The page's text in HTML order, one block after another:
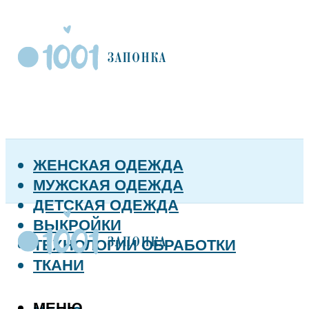
ЖЕНСКАЯ ОДЕЖДА
МУЖСКАЯ ОДЕЖДА
ДЕТСКАЯ ОДЕЖДА
ВЫКРОЙКИ
ТЕХНОЛОГИИ ОБРАБОТКИ
ТКАНИ